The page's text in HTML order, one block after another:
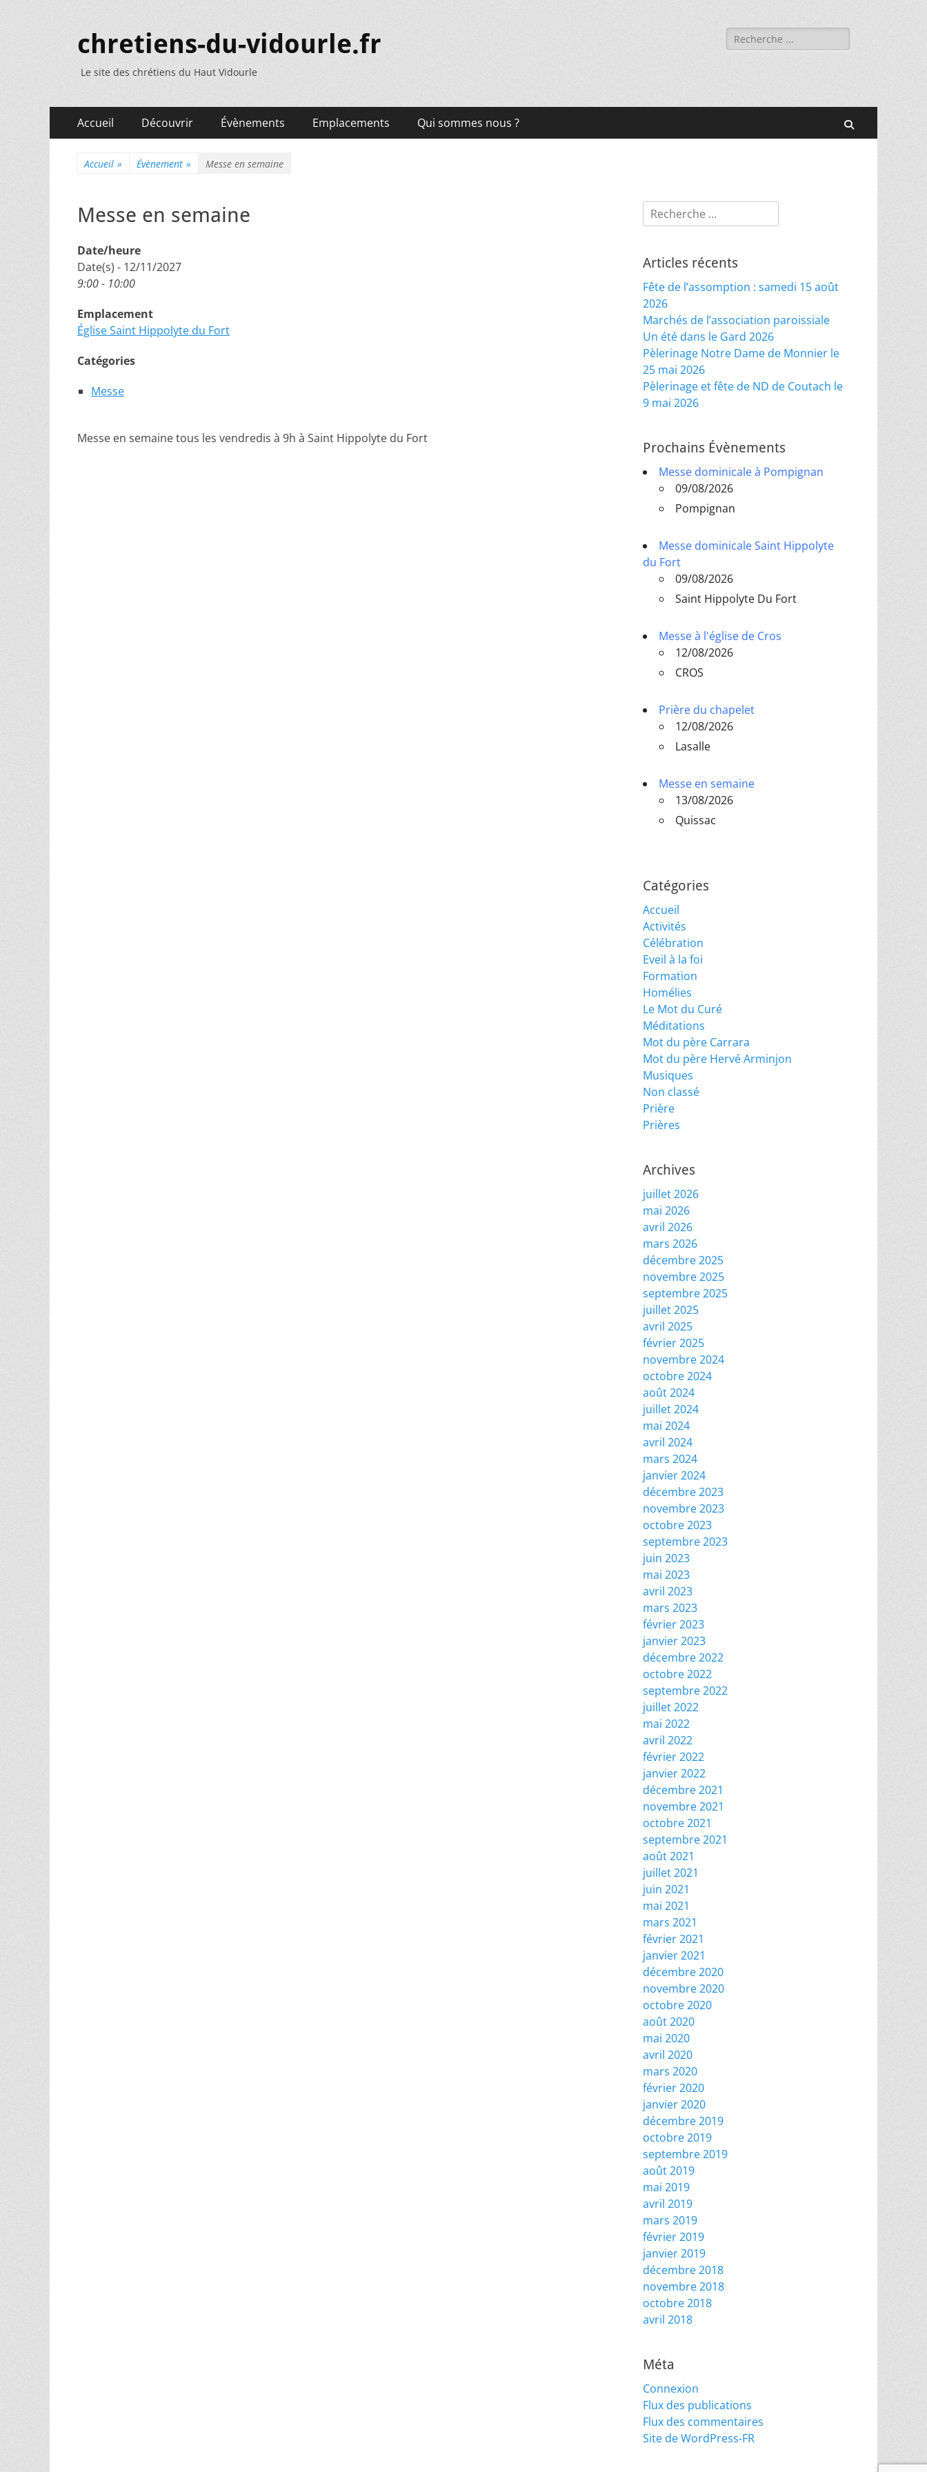
chretiens-du-vidourle.fr
Le site des chrétiens du Haut Vidourle
Rechercher :
Menu
principal
Accueil Découvrir Évènements Emplacements Qui sommes nous ?
Accueil » Évènement » Messe en semaine
Messe en semaine
Date/heure
Date(s) - 12/11/2027
9:00 - 10:00
Emplacement
Église Saint Hippolyte du Fort
Catégories
Messe
Messe en semaine tous les vendredis à 9h à Saint Hippolyte du Fort
Rechercher :
Articles récents
Fête de l’assomption : samedi 15 août
2026
Marchés de l’association paroissiale
Un été dans le Gard 2026
Pèlerinage Notre Dame de Monnier le
25 mai 2026
Pèlerinage et fête de ND de Coutach le
9 mai 2026
Prochains Évènements
Messe dominicale à Pompignan
09/08/2026
Pompignan
Messe dominicale Saint Hippolyte
du Fort
09/08/2026
Saint Hippolyte Du Fort
Messe à l'église de Cros
12/08/2026
CROS
Prière du chapelet
12/08/2026
Lasalle
Messe en semaine
13/08/2026
Quissac
Catégories
Accueil
Activités
Célébration
Eveil à la foi
Formation
Homélies
Le Mot du Curé
Méditations
Mot du père Carrara
Mot du père Hervé Arminjon
Musiques
Non classé
Prière
Prières
Archives
juillet 2026
mai 2026
avril 2026
mars 2026
décembre 2025
novembre 2025
septembre 2025
juillet 2025
avril 2025
février 2025
novembre 2024
octobre 2024
août 2024
juillet 2024
mai 2024
avril 2024
mars 2024
janvier 2024
décembre 2023
novembre 2023
octobre 2023
septembre 2023
juin 2023
mai 2023
avril 2023
mars 2023
février 2023
janvier 2023
décembre 2022
octobre 2022
septembre 2022
juillet 2022
mai 2022
avril 2022
février 2022
janvier 2022
décembre 2021
novembre 2021
octobre 2021
septembre 2021
août 2021
juillet 2021
juin 2021
mai 2021
mars 2021
février 2021
janvier 2021
décembre 2020
novembre 2020
octobre 2020
août 2020
mai 2020
avril 2020
mars 2020
février 2020
janvier 2020
décembre 2019
octobre 2019
septembre 2019
août 2019
mai 2019
avril 2019
mars 2019
février 2019
janvier 2019
décembre 2018
novembre 2018
octobre 2018
avril 2018
Méta
Connexion
Flux des publications
Flux des commentaires
Site de WordPress-FR